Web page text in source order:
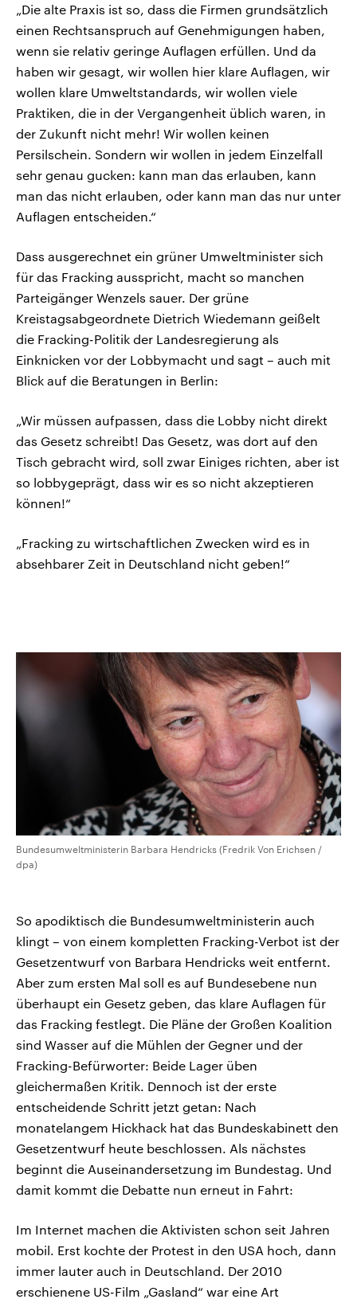
„Die alte Praxis ist so, dass die Firmen grundsätzlich
einen Rechtsanspruch auf Genehmigungen haben,
wenn sie relativ geringe Auflagen erfüllen. Und da
haben wir gesagt, wir wollen hier klare Auflagen, wir
wollen klare Umweltstandards, wir wollen viele
Praktiken, die in der Vergangenheit üblich waren, in
der Zukunft nicht mehr! Wir wollen keinen
Persilschein. Sondern wir wollen in jedem Einzelfall
sehr genau gucken: kann man das erlauben, kann
man das nicht erlauben, oder kann man das nur unter
Auflagen entscheiden.“
Dass ausgerechnet ein grüner Umweltminister sich
für das Fracking ausspricht, macht so manchen
Parteigänger Wenzels sauer. Der grüne
Kreistagsabgeordnete Dietrich Wiedemann geißelt
die Fracking-Politik der Landesregierung als
Einknicken vor der Lobbymacht und sagt – auch mit
Blick auf die Beratungen in Berlin:
„Wir müssen aufpassen, dass die Lobby nicht direkt
das Gesetz schreibt! Das Gesetz, was dort auf den
Tisch gebracht wird, soll zwar Einiges richten, aber ist
so lobbygeprägt, dass wir es so nicht akzeptieren
können!“
„Fracking zu wirtschaftlichen Zwecken wird es in
absehbarer Zeit in Deutschland nicht geben!“
Bundesumweltministerin Barbara Hendricks (Fredrik Von Erichsen /
dpa)
So apodiktisch die Bundesumweltministerin auch
klingt – von einem kompletten Fracking-Verbot ist der
Gesetzentwurf von Barbara Hendricks weit entfernt.
Aber zum ersten Mal soll es auf Bundesebene nun
überhaupt ein Gesetz geben, das klare Auflagen für
das Fracking festlegt. Die Pläne der Großen Koalition
sind Wasser auf die Mühlen der Gegner und der
Fracking-Befürworter: Beide Lager üben
gleichermaßen Kritik. Dennoch ist der erste
entscheidende Schritt jetzt getan: Nach
monatelangem Hickhack hat das Bundeskabinett den
Gesetzentwurf heute beschlossen. Als nächstes
beginnt die Auseinandersetzung im Bundestag. Und
damit kommt die Debatte nun erneut in Fahrt:
Im Internet machen die Aktivisten schon seit Jahren
mobil. Erst kochte der Protest in den USA hoch, dann
immer lauter auch in Deutschland. Der 2010
erschienene US-Film „Gasland“ war eine Art